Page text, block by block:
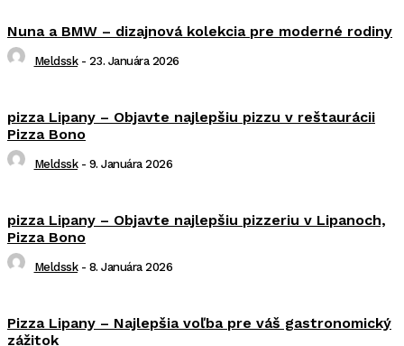
Nuna a BMW – dizajnová kolekcia pre moderné rodiny
Meldssk - 23. Januára 2026
pizza Lipany – Objavte najlepšiu pizzu v reštaurácii
Pizza Bono
Meldssk - 9. Januára 2026
pizza Lipany – Objavte najlepšiu pizzeriu v Lipanoch,
Pizza Bono
Meldssk - 8. Januára 2026
Pizza Lipany – Najlepšia voľba pre váš gastronomický
zážitok